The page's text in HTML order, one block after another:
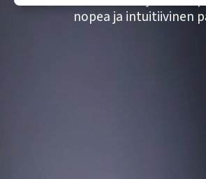
nopea ja intuitiivinen